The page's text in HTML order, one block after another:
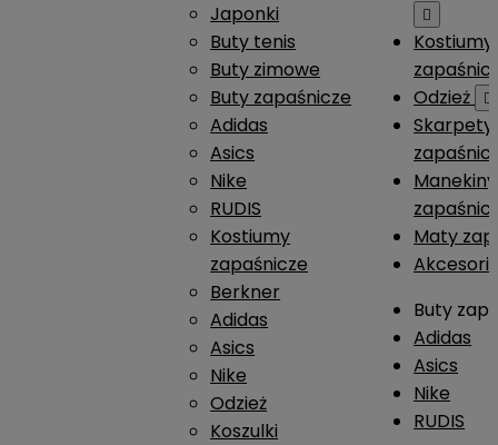
Japonki
Buty tenis
Buty zimowe
Buty zapaśnicze
Adidas
Asics
Nike
RUDIS
Kostiumy
zapaśnicze
Berkner
Adidas
Asics
Nike
Odzież
Koszulki

Kostiumy
Odzież

Skarpety
Manekiny
Maty
Buty
Adidas
Asics
Nike
RUDIS